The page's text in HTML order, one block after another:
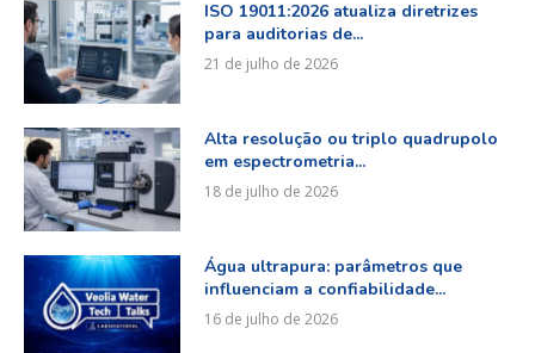
ISO 19011:2026 atualiza diretrizes
para auditorias de...
21 de julho de 2026
Alta resolução ou triplo quadrupolo
em espectrometria...
18 de julho de 2026
Água ultrapura: parâmetros que
influenciam a confiabilidade...
16 de julho de 2026